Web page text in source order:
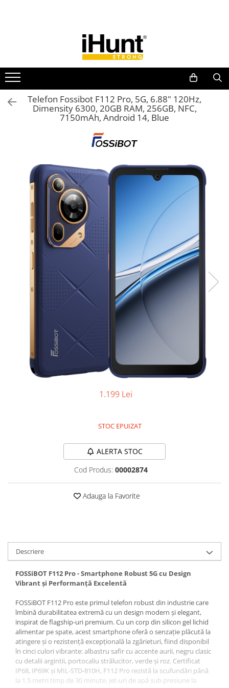
TELEFOANE & TABLETE IHUNT
Telefoane iHunt
Smartphone
Telefoane Rezistente
Telefoane Butoane
Huse protectie
Smartwatch
Accesorii smartwatch
ELECTROCASNICE
Aparate de Gătit
Oală sub Presiune
Slow Cooker
Grătar Grill
Gătit cu Aburi
Deshidratoare
Aparate de Cafea
Aspiratoare Verticale
Friteuze Aer Cald / Air Fryer
Roboți Piscină
Accesorii Consumabile
Coșuri de gunoi
INGRIJIRE PERSONALA
Uscătoare de Păr
Plăci de Îndreptat Părul
SPA
CASA, GRADINA SI BRICOLAJ
Sigurante inteligente
Camere de supraveghere
Climatizare
Telefon Fossibot F112 Pro, 5G, 6.88" 120Hz,
Dimensity 6300, 20GB RAM, 256GB, NFC,
7150mAh, Android 14, Blue
1.199 Lei
STOC EPUIZAT
ALERTA STOC
Cod Produs: 00002874
Adauga la Favorite
Descriere
FOSSiBOT F112 Pro - Smartphone Robust 5G cu Design
Vibrant și Performanță Excelentă
FOSSiBOT F112 Pro este primul telefon robust din industrie care
îmbină durabilitatea extremă cu un design modern și elegant,
inspirat de flagship-uri premium. Cu un corp din silicon gel lichid
alimentar pe spate, acest smartphone oferă o senzație plăcută la
atingere și o rezistență excepțională la zgârieturi, fiind disponibil
în cinci culori vibrante: albastru safir cu accente aurii, negru clasic
cu detalii argintii, portocaliu strălucitor, verde și roz. Certificat
IP68, IP69K și MIL-STD-810H, F112 Pro rezistă la scufundări până
la 1.5 metri timp de 30 minute, jet-uri de apă sub presiune la